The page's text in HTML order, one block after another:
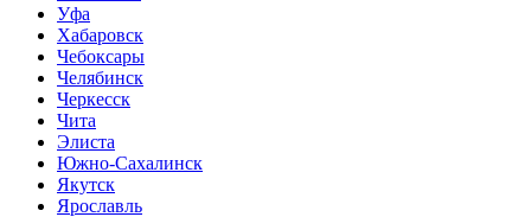
Уфа
Хабаровск
Чебоксары
Челябинск
Черкесск
Чита
Элиста
Южно-Сахалинск
Якутск
Ярославль